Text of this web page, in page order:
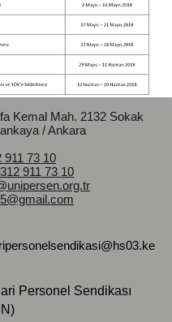
Kemal Mah. 2132 Sokak
/ Ankara
911 73 10
911 73 10
Personel Sendikası